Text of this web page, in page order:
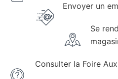
Envoyer un
Se
Consulter la Foire